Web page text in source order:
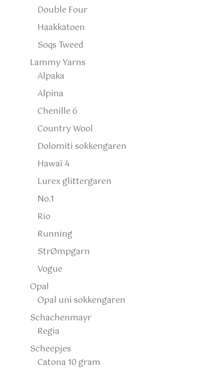
Double Four
Haakkatoen
Soqs Tweed
Lammy Yarns
Alpaka
Alpina
Chenille 6
Country Wool
Dolomiti sokkengaren
Hawaï 4
Lurex glittergaren
No.1
Rio
Running
StrØmpgarn
Vogue
Opal
Opal uni sokkengaren
Schachenmayr
Regia
Scheepjes
Catona 10 gram